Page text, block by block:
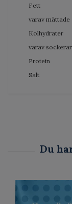
Fett
varav mättade
Kolhydrater
varav
Protein
Salt